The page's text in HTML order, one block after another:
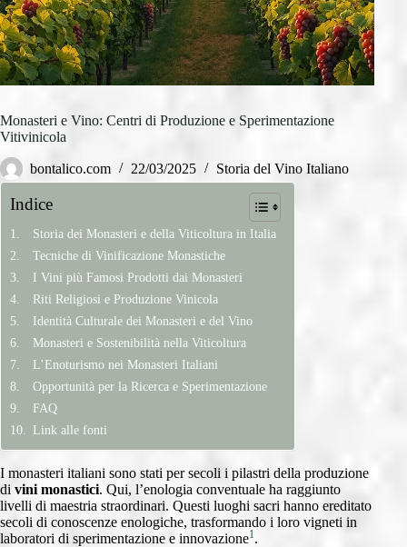
Monasteri e Vino: Centri di Produzione e Sperimentazione
Vitivinicola
bontalico.com 22/03/2025 Storia del Vino Italiano
Indice
Storia dei Monasteri e della Viticoltura in Italia
Tecniche di Vinificazione Monastiche
I Vini più Famosi Prodotti dai Monasteri
Riti Religiosi e Produzione Vinicola
Identità Culturale dei Monasteri e del Vino
Monasteri e Sostenibilità nella Viticoltura
L’Enoturismo nei Monasteri Italiani
Opportunità per la Ricerca e Sperimentazione
FAQ
Link alle fonti
I monasteri italiani sono stati per secoli i pilastri della produzione
di vini monastici. Qui, l’enologia conventuale ha raggiunto
livelli di maestria straordinari. Questi luoghi sacri hanno ereditato
secoli di conoscenze enologiche, trasformando i loro vigneti in
laboratori di sperimentazione e innovazione1.